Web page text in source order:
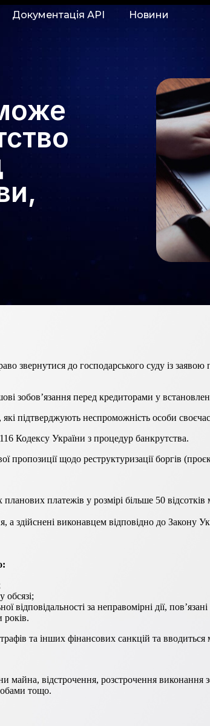
Документація АРІ Новини
звернутися до господарського суду із
зобов’язання перед кредиторами у
підтверджують неспроможність особи
Кодексу України з процедур банкрутства.
щодо реструктуризації боргів
платежів у розмірі більше 50
а здійснені виконавцем відповідно до
обсязі;
відповідальності за неправомірні дії,
років.
та інших фінансових санкцій та вводиться
майна, відстрочення, розстрочення
тощо.